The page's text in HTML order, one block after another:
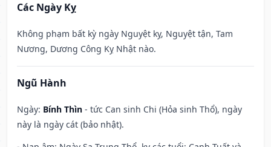
Các Ngày Kỵ
Không phạm bất kỳ ngày Nguyệt kỵ, Nguyệt tận, Tam
Nương, Dương Công Kỵ Nhật nào.
Ngũ Hành
Ngày: Bính Thìn - tức Can sinh Chi (Hỏa sinh Thổ), ngày
này là ngày cát (bảo nhật).